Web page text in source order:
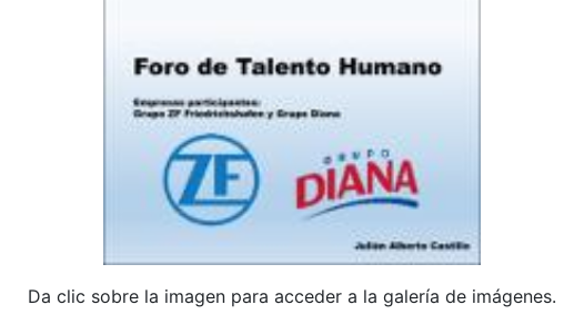
Da clic sobre la imagen para acceder a la galería de imágenes.